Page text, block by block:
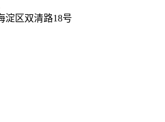
淀区双清路18号